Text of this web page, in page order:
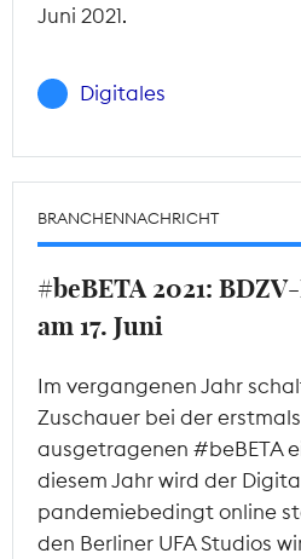
Juni 2021.
Digitales
BRANCHENNACHRICHT
#beBETA 2021:
am 17. Juni
Im vergangenen Jahr
Zuschauer bei der
ausgetragenen #beBETA
diesem Jahr wird der
pandemiebedingt online
den Berliner UFA Studios